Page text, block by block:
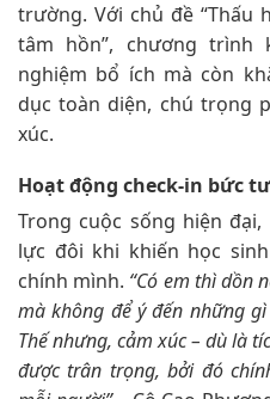
trường. Với chủ đề “Thấu
tâm hồn”, chương trình
nghiệm bổ ích mà còn
dục toàn diện, chú trọng
xúc.
Hoạt động check-in bức
Trong cuộc sống hiện
lực đôi khi khiến học
chính mình. “Có em thì dồn
mà không để ý đến những
Thế nhưng, cảm xúc – dù là
được trân trọng, bởi đó